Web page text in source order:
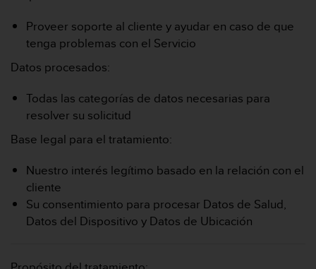
Proveer soporte al cliente y ayudar en caso de que
tenga problemas con el Servicio
Datos procesados:
Todas las categorías de datos necesarias para
resolver su solicitud
Base legal para el tratamiento:
Nuestro interés legítimo basado en la relación con el
cliente
Su consentimiento para procesar Datos de Salud,
Datos del Dispositivo y Datos de Ubicación